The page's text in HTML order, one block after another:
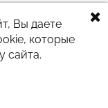
Вы даете
которые
сайта.